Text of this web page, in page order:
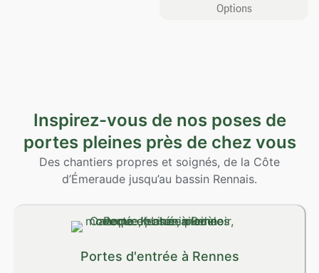
Options
Inspirez-vous de nos poses de
portes pleines près de chez vous
Des chantiers propres et soignés, de la Côte
d’Émeraude jusqu’au bassin Rennais.
Portes d'entrée à Rennes